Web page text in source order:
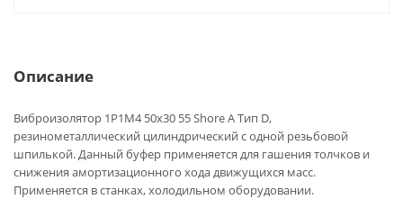
Описание
Виброизолятор 1P1M4 50x30 55 Shore A Тип D,
резинометаллический цилиндрический с одной резьбовой
шпилькой. Данный буфер применяется для гашения толчков и
снижения амортизационного хода движущихся масс.
Применяется в станках, холодильном оборудовании.